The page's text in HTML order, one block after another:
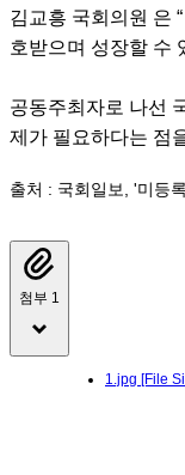
김교흥 국회의원 은
호받으며 성장할 수
공동주최자로 나선
제가 필요하다는 점
출처 : 국회일보, '미등
첨부 1
1.jpg [File